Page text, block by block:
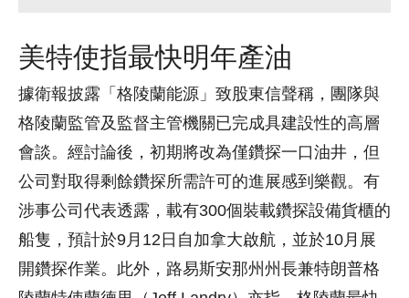
美特使指最快明年產油
據衛報披露「格陵蘭能源」致股東信聲稱，團隊與
格陵蘭監管及監督主管機關已完成具建設性的高層
會談。經討論後，初期將改為僅鑽探一口油井，但
公司對取得剩餘鑽探所需許可的進展感到樂觀。有
涉事公司代表透露，載有300個裝載鑽探設備貨櫃的
船隻，預計於9月12日自加拿大啟航，並於10月展
開鑽探作業。此外，路易斯安那州州長兼特朗普格